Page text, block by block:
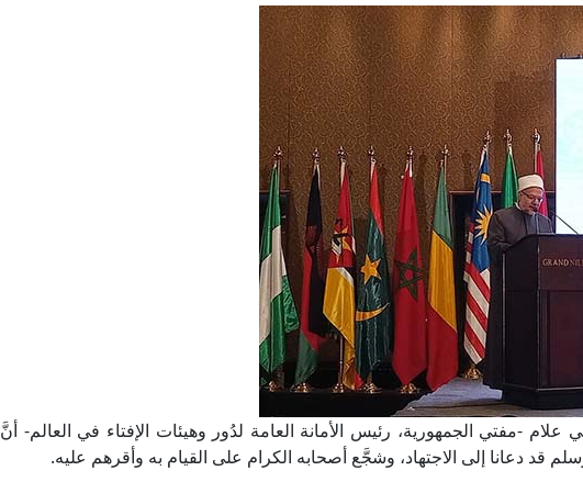
علام -مفتي الجمهورية، رئيس الأمانة العامة لدُور وهيئات الإفتاء في العالم- أنَّ
قد دعانا إلى الاجتهاد، وشجَّع أصحابه الكرام على القيام به وأقرهم عليه.